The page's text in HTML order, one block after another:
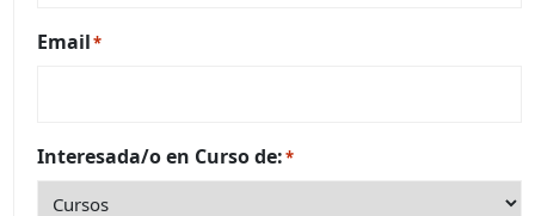
Email*
Interesada/o en Curso de:*